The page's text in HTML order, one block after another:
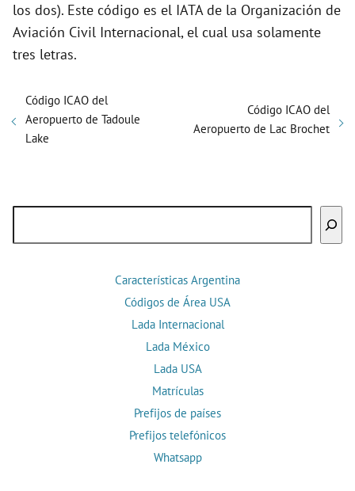
los dos). Este código es el IATA de la Organización de
Aviación Civil Internacional, el cual usa solamente
tres letras.
Código ICAO del
Aeropuerto de Tadoule
Lake
Código ICAO del
Aeropuerto de Lac Brochet
Características Argentina
Códigos de Área USA
Lada Internacional
Lada México
Lada USA
Matrículas
Prefijos de países
Prefijos telefónicos
Whatsapp